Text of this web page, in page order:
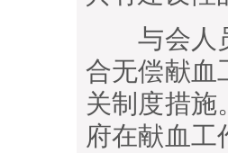
与会人员
合无偿献血
关制度措施
府在献血工